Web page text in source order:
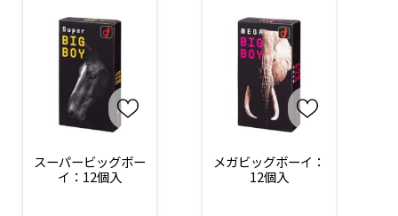
スーパービッグボー
イ：12個入
メガビッグボーイ：
12個入